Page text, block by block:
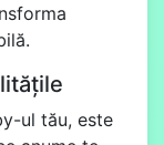
ul tău, este